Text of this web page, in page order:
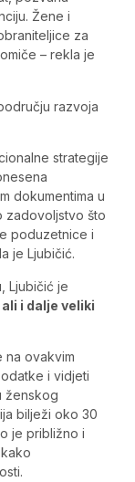
Žene i
za
– rekla je
razvoja
strategije
dokumentima u
zadovoljstvo što
poduzetnice i
je Ljubičić.
Ljubičić je
i dalje veliki
na ovakvim
i vidjeti
ženskog
bilježi oko 30
je približno i